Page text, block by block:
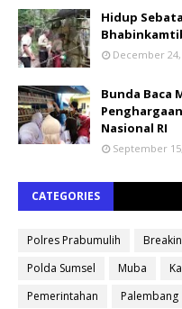
Hidup
December 24,
Bunda Baca
Nasional RI
September
CATEGORIES
Polres Prabumulih
Polda Sumsel
Muba
Pemerintahan
Palembang